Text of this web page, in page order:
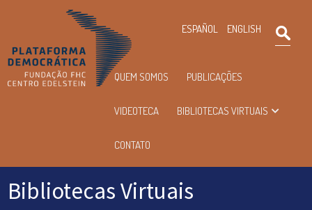
ESPAÑOL ENGLISH
Menu
principal
QUEM SOMOS PUBLICAÇÕES
VIDEOTECA BIBLIOTECAS VIRTUAIS
CONTATO
Bibliotecas Virtuais